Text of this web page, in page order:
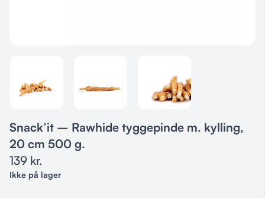
Snack’it – Rawhide tyggepinde m. kylling,
20 cm 500 g.
139 kr.
Ikke på lager